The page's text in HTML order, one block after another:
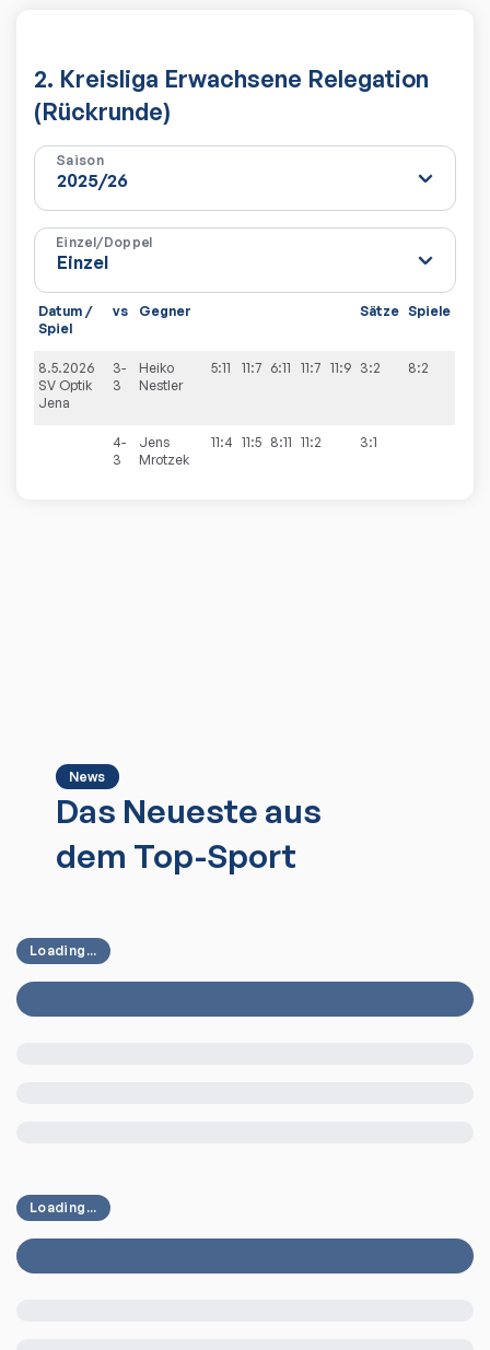
2. Kreisliga Erwachsene Relegation
(Rückrunde)
Saison
Einzel/Doppel
Datum /
Spiel
vs Gegner Sätze Spiele
8.5.2026
SV Optik
Jena
3-
3
Heiko
Nestler
5:11 11:7 6:11 11:7 11:9 3:2 8:2
4-
3
Jens
Mrotzek
11:4 11:5 8:11 11:2 3:1
News
Das Neueste aus
dem Top-Sport
Loading...
Loading...